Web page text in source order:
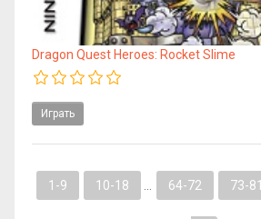
Dragon Quest Heroes: Rocket Slime
Играть
1-9 10-18 64-72 73-81